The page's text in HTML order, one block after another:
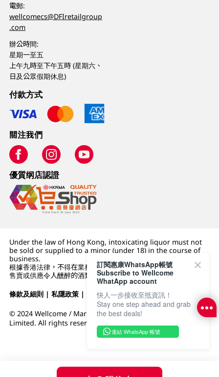
電郵:
wellcomecs@DFIretailgroup
.com
辦公時間:
星期一至五
上午九時至下午五時 (星期六、
日及公眾假期休息)
付款方式
關注我們
優質纲店認證
Under the law of Hong Kong, intoxicating liquor must not
be sold or supplied to a minor (under 18) in the course of
business.
根據香港法律，不得在業務過程中，向未成年人 (18 歲以下人士)
售賣或供應令人醺醉的酒類。
條款及細則 |私隱政策 | DFI零售集團
© 2024 Wellcome / Market Place. The Dairy Farm Company
Limited. All rights reserved.
訂閱惠康WhatsApp帳號
Subscribe to Wellcome
WhatApp account
快人一步接收至抵資訊！
Stay one step ahead and grab
the best deals!
連結 WhatsApp 帳號